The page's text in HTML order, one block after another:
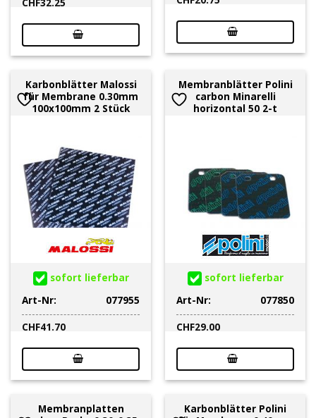
Karbonblätter Malossi
für Membrane 0.30mm
100x100mm 2 Stück
sofort lieferbar
Art-Nr:
077955
CHF41.70
Membranblätter Polini
carbon Minarelli
horizontal 50 2-t
sofort lieferbar
Art-Nr:
077850
CHF29.00
Membranplatten
Karbonblätter Polini